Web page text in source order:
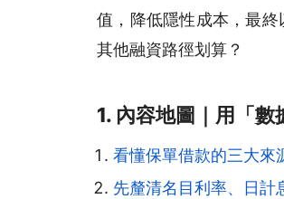
值，降低隱性成本，最
其他融資路徑划算？
1. 內容地圖｜用「
看懂保單借款的三大來
先釐清名目利率、日計